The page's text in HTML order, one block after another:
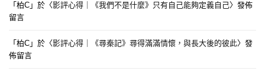
「 柏C 」於〈影評心得｜《我們不是什麼》只有自己能夠定義自己〉發佈
留言
「 柏C 」於〈影評心得｜《尋秦記》尋得滿滿情懷，與長大後的彼此〉發
佈留言